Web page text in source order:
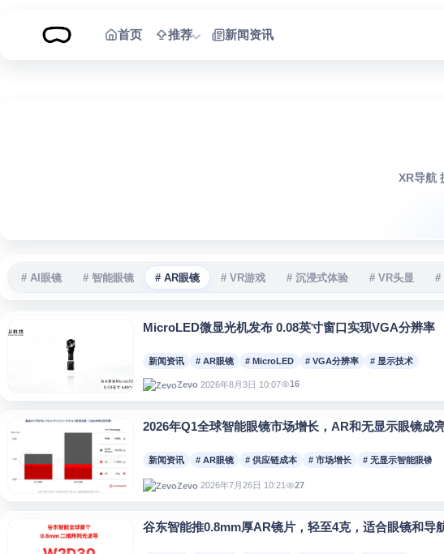
首页
推荐 新闻资讯
XR导航
# AI眼镜 # 智能眼镜 # AR眼镜 # VR游戏 # 沉浸式体验 # VR头显 #
MicroLED微显光机发布 0.08英寸窗口实现VGA分辨率
新闻资讯 # AR眼镜 # MicroLED # VGA分辨率 # 显示技术
Zevo 2026年8月3日 10:07 16
2026年Q1全球智能眼镜市场增长，AR和无显示眼镜成
新闻资讯 # AR眼镜 # 供应链成本 # 市场增长 # 无显示智能眼镜
Zevo 2026年7月26日 10:21 27
谷东智能推0.8mm厚AR镜片，轻至4克，适合眼镜和导